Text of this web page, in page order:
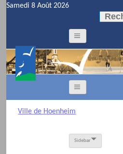
Samedi 8 Août 2026
Ville de Hoenheim
Sidebar